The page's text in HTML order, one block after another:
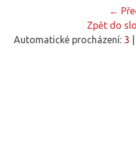
←
Zpět do
Automatické procházení: 3